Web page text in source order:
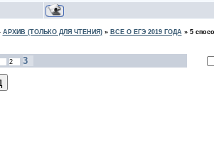
АРХИВ (ТОЛЬКО ДЛЯ ЧТЕНИЯ)» ВСЕ О ЕГЭ 2019 ГОДА » 5
2 3